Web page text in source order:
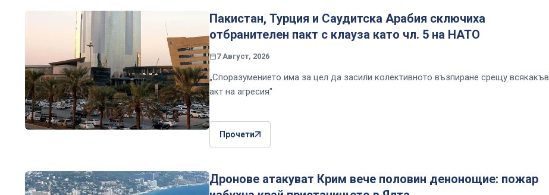
Пакистан, Турция и Саудитска Арабия сключиха
отбранителен пакт с клауза като чл. 5 на НАТО
7 Август, 2026
„Споразумението има за цел да засили колективното възпиране срещу всякакъв
акт на агресия"
Прочети
Дронове атакуват Крим вече половин денонощие: пожар